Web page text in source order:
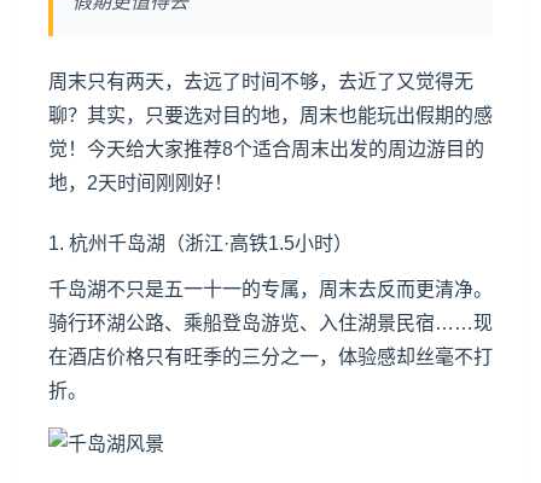
周末只有两天，去远了时间不够，去近了又觉得无
聊？其实，只要选对目的地，周末也能玩出假期的感
觉！今天给大家推荐8个适合周末出发的周边游目的
地，2天时间刚刚好！
1. 杭州千岛湖（浙江·高铁1.5小时）
千岛湖不只是五一十一的专属，周末去反而更清净。
骑行环湖公路、乘船登岛游览、入住湖景民宿……现
在酒店价格只有旺季的三分之一，体验感却丝毫不打
折。